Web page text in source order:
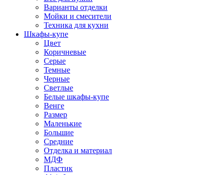
Варианты отделки
Мойки и смесители
Техника для кухни
Шкафы-купе
Цвет
Коричневые
Серые
Темные
Черные
Светлые
Белые шкафы-купе
Венге
Размер
Маленькие
Большие
Средние
Отделка и материал
МДФ
Пластик